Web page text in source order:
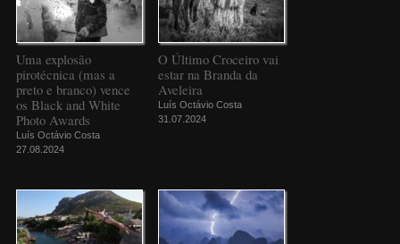
Uma explosão
pirotécnica (mas a
preto e branco) vence
os Black and White
Photo Awards
Luís Octávio Costa
27.08.2024
O Último Croceiro vai
estar na Branda da
Aveleira
Luís Octávio Costa
31.07.2024